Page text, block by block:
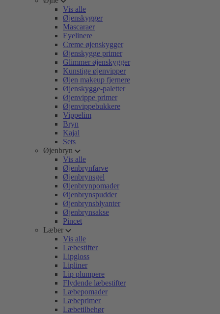
Vis alle
Øjenskygger
Mascaraer
Eyelinere
Creme øjenskygger
Øjenskygge primer
Glimmer øjenskygger
Kunstige øjenvipper
Øjen makeup fjernere
Øjenskygge-paletter
Øjenvippe primer
Øjenvippebukkere
Vippelim
Bryn
Kajal
Sets
Øjenbryn
Vis alle
Øjenbrynfarve
Øjenbrynsgel
Øjenbrynpomader
Øjenbrynspudder
Øjenbrynsblyanter
Øjenbrynsakse
Pincet
Læber
Vis alle
Læbestifter
Lipgloss
Lipliner
Lip plumpere
Flydende læbestifter
Læbepomader
Læbeprimer
Læbetilbehør